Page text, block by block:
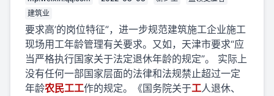
建筑业
要求高’的岗位特征”，进一步规范建筑施工企业施工
现场用工年龄管理有关要求。又如，天津市要求“应
当严格执行国家关于法定退休年龄的规定”。 实际上
没有任何一部国家层面的法律和法规禁止超过一定
年龄农民工工作的规定。《国务院关于工人退休、